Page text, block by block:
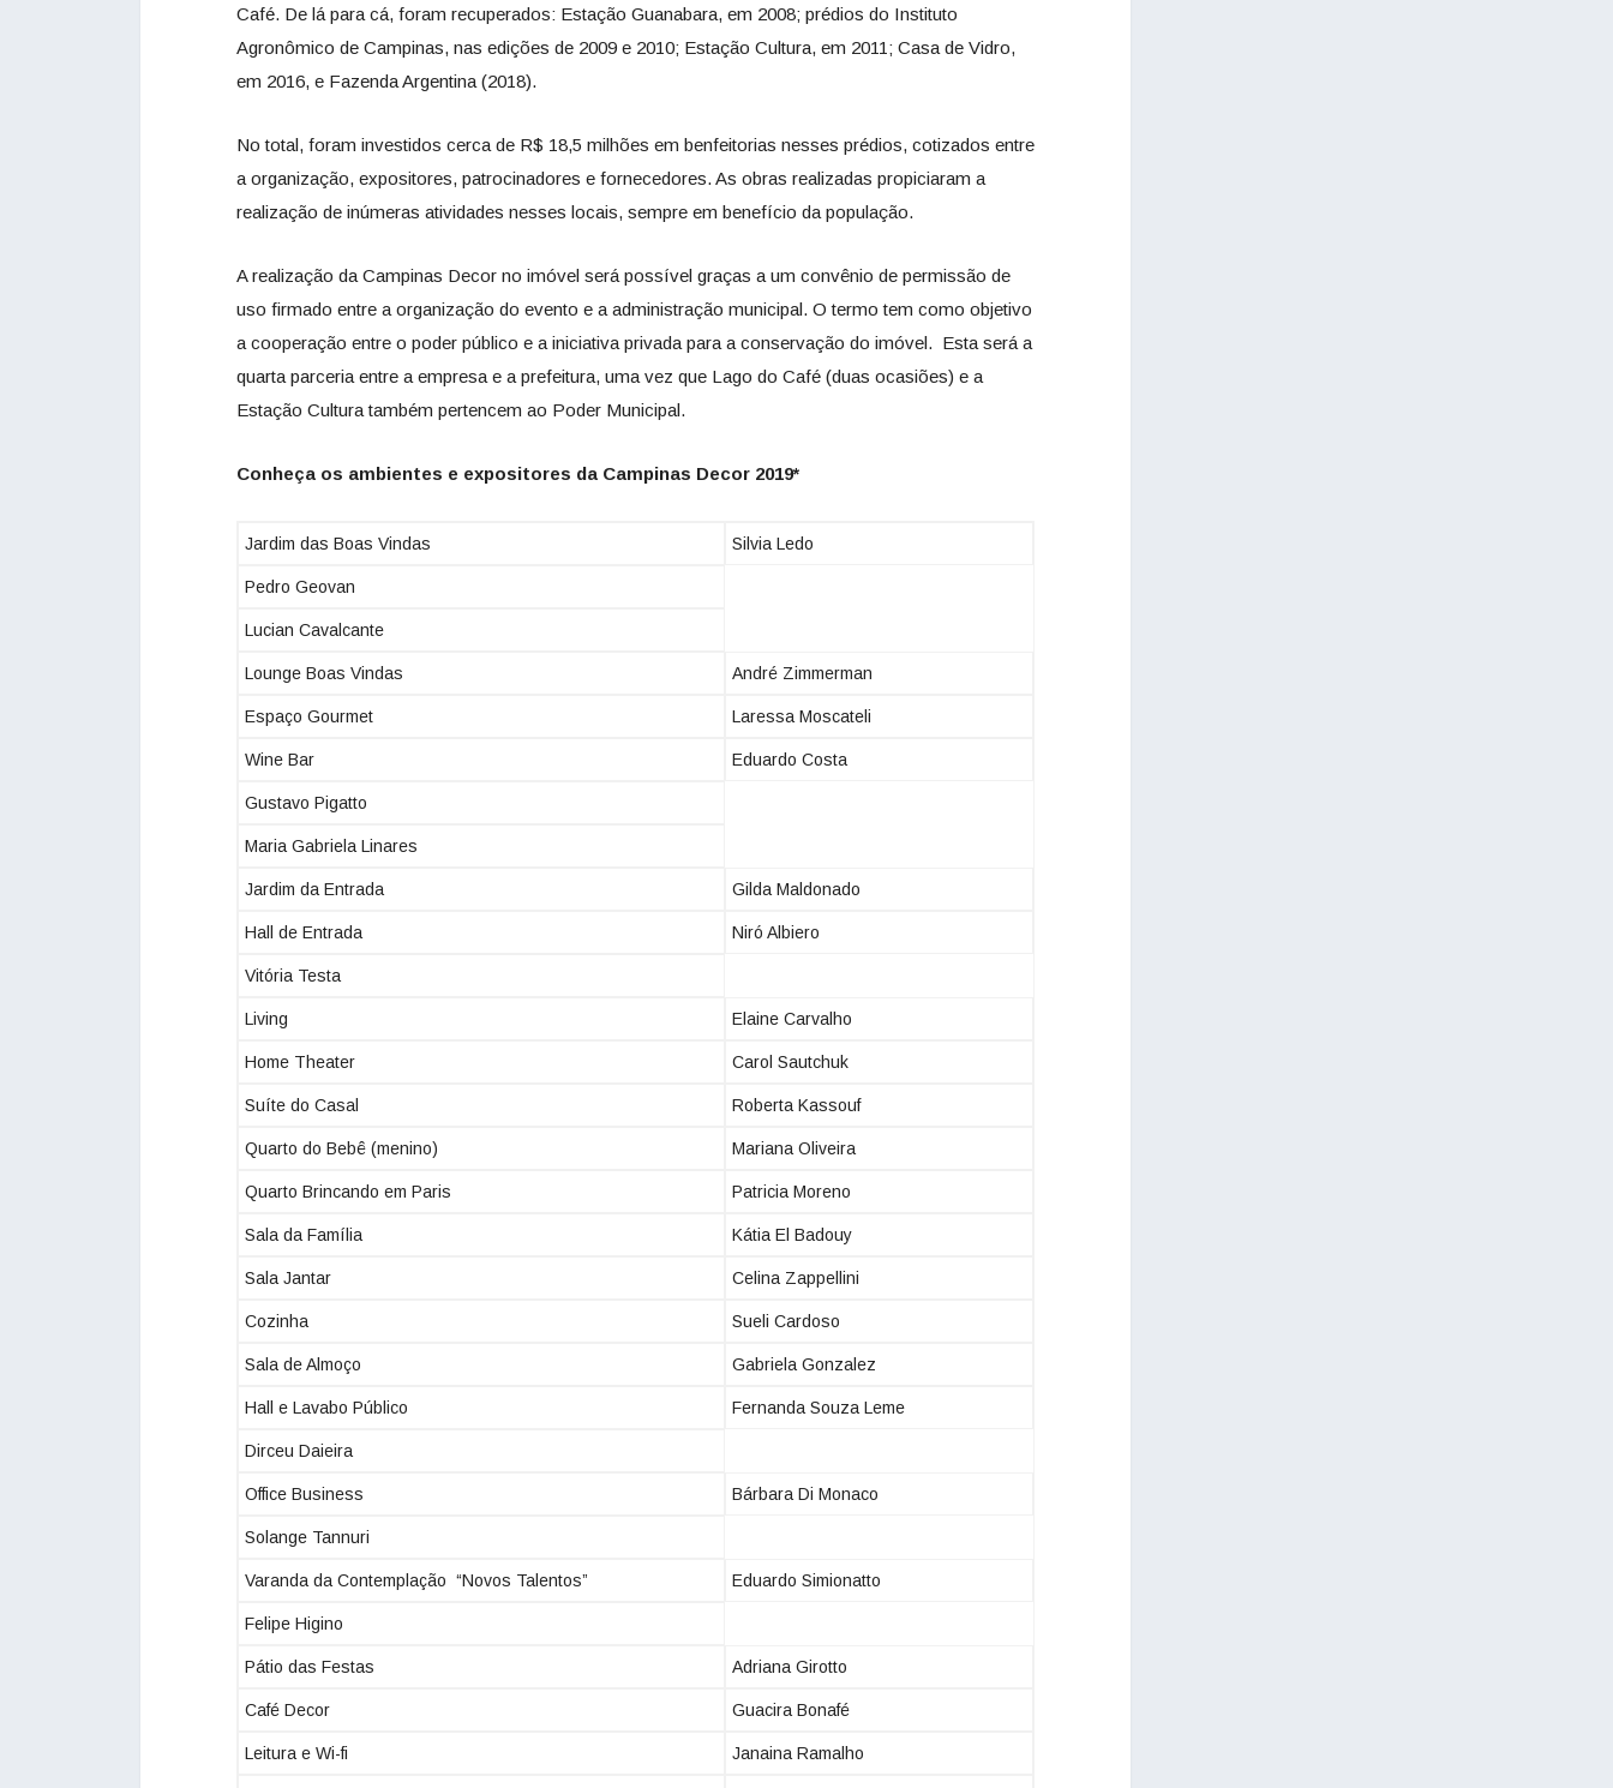
Café. De lá para cá, foram recuperados: Estação Guanabara, em 2008; prédios do Instituto
Agronômico de Campinas, nas edições de 2009 e 2010; Estação Cultura, em 2011; Casa de Vidro,
em 2016, e Fazenda Argentina (2018).
No total, foram investidos cerca de R$ 18,5 milhões em benfeitorias nesses prédios, cotizados entre
a organização, expositores, patrocinadores e fornecedores. As obras realizadas propiciaram a
realização de inúmeras atividades nesses locais, sempre em benefício da população.
A realização da Campinas Decor no imóvel será possível graças a um convênio de permissão de
uso firmado entre a organização do evento e a administração municipal. O termo tem como objetivo
a cooperação entre o poder público e a iniciativa privada para a conservação do imóvel. Esta será a
quarta parceria entre a empresa e a prefeitura, uma vez que Lago do Café (duas ocasiões) e a
Estação Cultura também pertencem ao Poder Municipal.
Conheça os ambientes e expositores da Campinas Decor 2019*
Jardim das Boas Vindas Silvia Ledo
Pedro Geovan
Lucian Cavalcante
Lounge Boas Vindas André Zimmerman
Espaço Gourmet Laressa Moscateli
Wine Bar Eduardo Costa
Gustavo Pigatto
Maria Gabriela Linares
Jardim da Entrada Gilda Maldonado
Hall de Entrada Niró Albiero
Vitória Testa
Living Elaine Carvalho
Home Theater Carol Sautchuk
Suíte do Casal Roberta Kassouf
Quarto do Bebê (menino) Mariana Oliveira
Quarto Brincando em Paris Patricia Moreno
Sala da Família Kátia El Badouy
Sala Jantar Celina Zappellini
Cozinha Sueli Cardoso
Sala de Almoço Gabriela Gonzalez
Hall e Lavabo Público Fernanda Souza Leme
Dirceu Daieira
Office Business Bárbara Di Monaco
Solange Tannuri
Varanda da Contemplação “Novos Talentos” Eduardo Simionatto
Felipe Higino
Pátio das Festas Adriana Girotto
Café Decor Guacira Bonafé
Leitura e Wi-fi Janaina Ramalho